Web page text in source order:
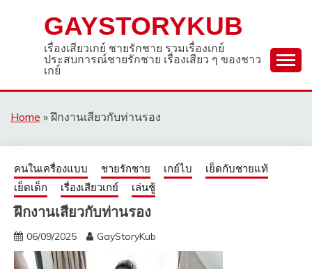
GAYSTORYKUB
เรื่องเสียวเกย์ ชายรักชาย รวมเรื่องเกย์
ประสบการณ์ชายรักชาย เรื่องเสียว ๆ ของชาว
เกย์
Home »ฝึกงานเสียวกับท่านรอง
คนในเครื่องแบบ ชายรักชาย เกย์ไบ
เย็ดกับชายแท้
เย็ดเด็ก
เรื่องเสียวเกย์ เล่นชู้
ฝึกงานเสียวกับท่านรอง
06/09/2025 GayStoryKub